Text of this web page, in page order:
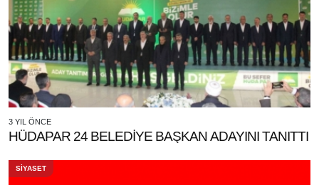
3 YIL ÖNCE
HÜDAPAR 24 BELEDİYE BAŞKAN ADAYINI TANITTI
SİYASET